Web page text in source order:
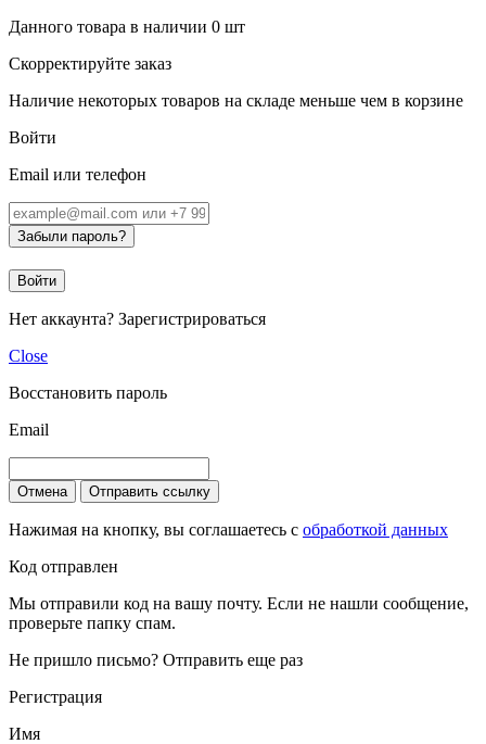
Данного товара в наличии 0 шт
Скорректируйте заказ
Наличие некоторых товаров на складе меньше чем в корзине
Войти
Email или телефон
Забыли пароль?
Войти
Нет аккаунта? Зарегистрироваться
Close
Восстановить пароль
Email
Отмена Отправить ссылку
Нажимая на кнопку, вы соглашаетесь с обработкой данных
Код отправлен
Мы отправили код на вашу почту. Если не нашли сообщение,
проверьте папку спам.
Не пришло письмо? Отправить еще раз
Регистрация
Имя